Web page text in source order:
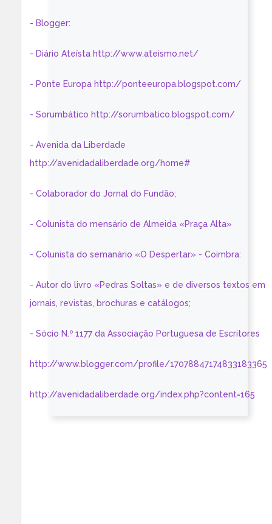
- Blogger:
- Diário Ateísta http://www.ateismo.net/
- Ponte Europa http://ponteeuropa.blogspot.com/
- Sorumbático http://sorumbatico.blogspot.com/
- Avenida da Liberdade
http://avenidadaliberdade.org/home#
- Colaborador do Jornal do Fundão;
- Colunista do mensário de Almeida «Praça Alta»
- Colunista do semanário «O Despertar» - Coimbra:
- Autor do livro «Pedras Soltas» e de diversos textos em
jornais, revistas, brochuras e catálogos;
- Sócio N.º 1177 da Associação Portuguesa de Escritores
http://www.blogger.com/profile/17078847174833183365
http://avenidadaliberdade.org/index.php?content=165